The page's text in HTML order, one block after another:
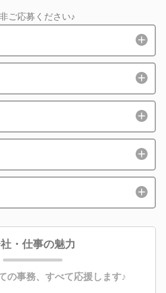
ご応募ください♪
・仕事の魅力
の事務、すべて応援します♪